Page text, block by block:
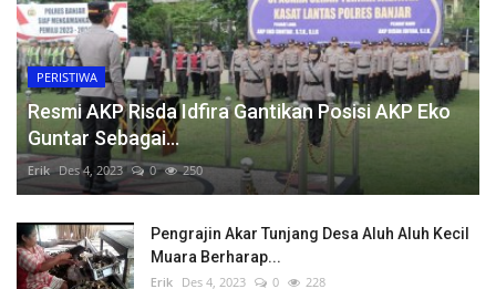
PERISTIWA
Resmi AKP Risda Idfira Gantikan Posisi AKP Eko
Guntar Sebagai...
Erik Des 4, 2023 0 250
Pengrajin Akar Tunjang Desa Aluh Aluh Kecil
Muara Berharap...
Erik Des 4, 2023 0 228